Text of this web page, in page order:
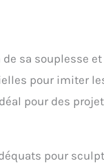
sa souplesse et
pour imiter
pour des
pour